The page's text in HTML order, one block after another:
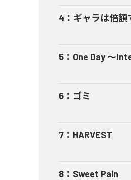
4 ： ギャラは倍額
5 ： One Day ～
6 ： ゴミ
7 ： HARVEST
8 ： Sweet Pain